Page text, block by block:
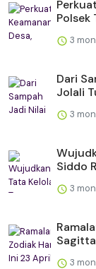
Polsek
3
Dari
Jolali
3
Siddo
3
3